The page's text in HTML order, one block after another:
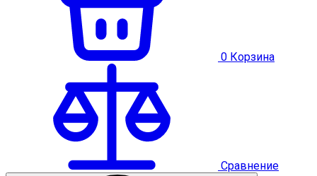
0 Корзина
Сравнение